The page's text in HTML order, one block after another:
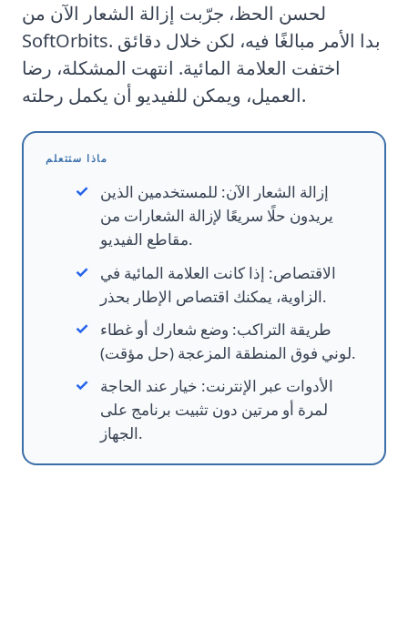
لحسن الحظ، جرّبت إزالة الشعار الآن من
SoftOrbits. بدا الأمر مبالغًا فيه، لكن خلال دقائق
اختفت العلامة المائية. انتهت المشكلة، رضا
العميل، ويمكن للفيديو أن يكمل رحلته.
ماذا ستتعلم
إزالة الشعار الآن: للمستخدمين الذين
يريدون حلًا سريعًا لإزالة الشعارات من
مقاطع الفيديو.
الاقتصاص: إذا كانت العلامة المائية في
الزاوية، يمكنك اقتصاص الإطار بحذر.
طريقة التراكب: وضع شعارك أو غطاء
لوني فوق المنطقة المزعجة (حل مؤقت).
الأدوات عبر الإنترنت: خيار عند الحاجة
لمرة أو مرتين دون تثبيت برنامج على
الجهاز.